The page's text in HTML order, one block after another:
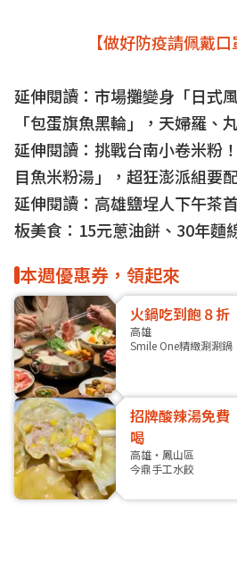
【做好防疫請佩戴口
延伸閱讀： 市場攤變身「日式
「包蛋旗魚黑輪」，天婦羅、
延伸閱讀： 挑戰台南小卷米粉
目魚米粉湯」，超狂澎派組要
延伸閱讀： 高雄鹽埕人下午茶
板美食：15元蔥油餅、30年麵
本週優惠券，領起來
火鍋吃到飽８折
高雄
Smile One精緻涮涮鍋
招牌酸辣湯免費
喝
高雄・鳳山區
今鼎手工水餃